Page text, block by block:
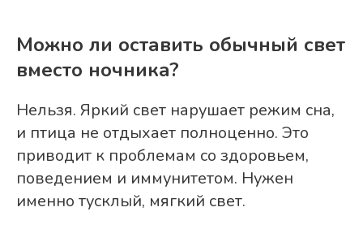
Можно ли оставить обычный свет
вместо ночника?
Нельзя. Яркий свет нарушает режим сна,
и птица не отдыхает полноценно. Это
приводит к проблемам со здоровьем,
поведением и иммунитетом. Нужен
именно тусклый, мягкий свет.